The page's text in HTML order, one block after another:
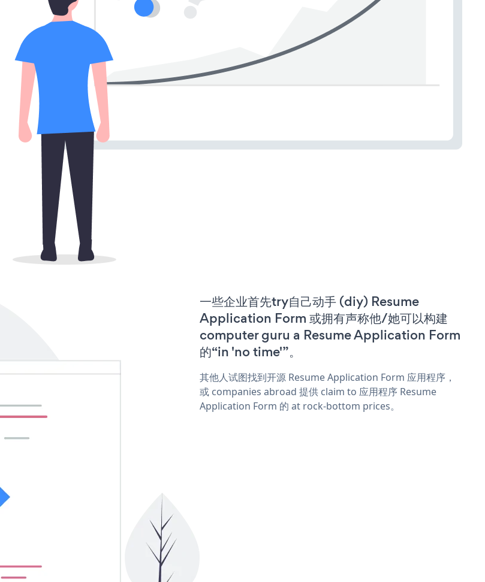
一些企业首先try自己动手 (diy) Resume
Application Form 或拥有声称他/她可以构建
computer guru a Resume Application Form
的“in 'no time'”。
其他人试图找到开源 Resume Application Form 应用程序，
或 companies abroad 提供 claim to 应用程序 Resume
Application Form 的 at rock-bottom prices。